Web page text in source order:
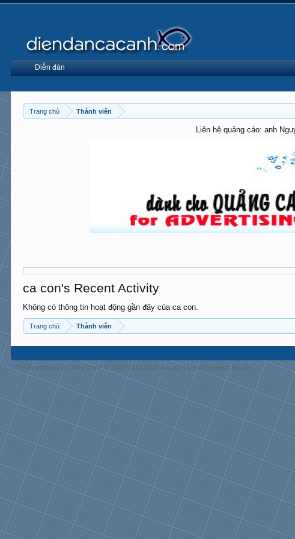
Trang chủ Thành viên
Liên hệ quảng cáo: anh
ca con's Recent Activity
Không có thông tin hoạt động gần đây của ca con.
Trang chủ Thành viên
Diễn đàn
Forum software by XenForo™© 2010-2018 XenForo Ltd. | Media embeds by s9e